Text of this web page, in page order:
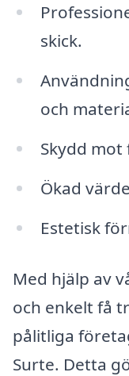
skick.
och
Skydd
Ökad
Estetisk
Med hjälp av
och enkelt få
pålitliga
Surte. Detta